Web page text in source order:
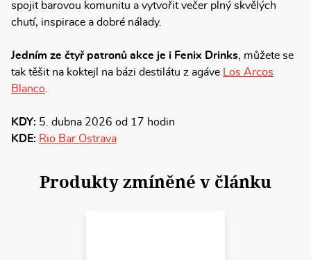
spojit barovou komunitu a vytvořit večer plný skvělých
chutí, inspirace a dobré nálady.
Jedním ze čtyř patronů akce je i Fenix Drinks, můžete se
tak těšit na koktejl na bázi destilátu z agáve
Los Arcos
Blanco
KDY: 5. dubna 2026 od 17 hodin
KDE: Rio Bar Ostrava
Produkty zmíněné v článku